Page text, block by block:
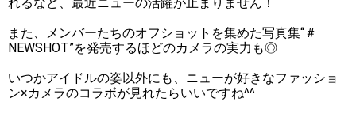
また、メンバーたちのオフショットを集めた写真集“＃
NEWSHOT”を発売するほどのカメラの実力も◎
いつかアイドルの姿以外にも、ニューが好きなファッショ
ン×カメラのコラボが見れたらいいですね^^